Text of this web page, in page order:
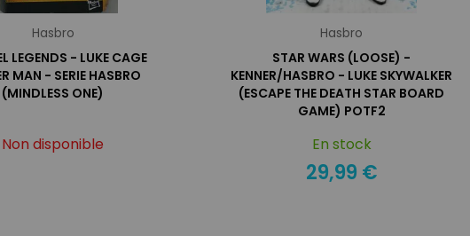
Hasbro
LEGENDS - LUKE CAGE
MAN - SERIE HASBRO
(MINDLESS ONE)
Non disponible
Hasbro
STAR WARS (LOOSE) -
KENNER/HASBRO - LUKE SKYWALKER
(ESCAPE THE DEATH STAR BOARD
GAME) POTF2
En stock
29,99 €